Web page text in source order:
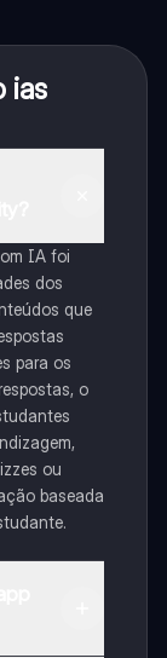
ias
IA foi
dos
que
para os
o
ou
baseada